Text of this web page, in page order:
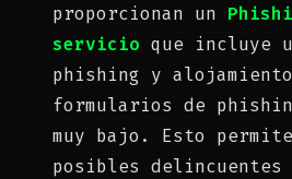
proporcionan un
servicio que incluye
phishing y
formularios de
muy bajo. Esto
posibles delincuentes